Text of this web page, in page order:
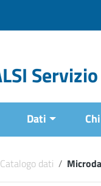
Dati
Catalogo dati /